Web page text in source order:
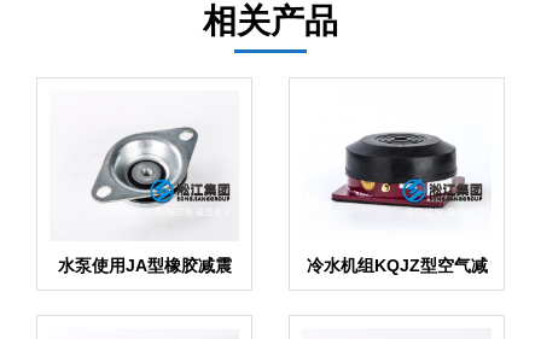
相关产品
水泵使用JA型橡胶减震
器
冷水机组KQJZ型空气减
震器